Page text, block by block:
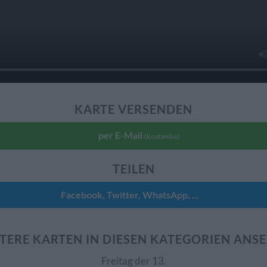
KARTE VERSENDEN
per E-Mail (kostenlos)
TEILEN
Facebook, Twitter, WhatsApp, ...
KARTEN IN DIESEN KATEGORIEN
Freitag der 13.